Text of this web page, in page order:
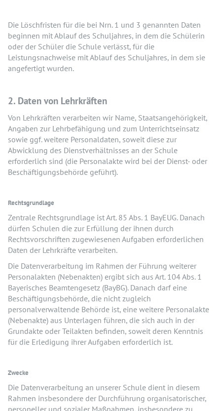
Die Löschfristen für die bei Nrn. 1 und 3 genannten Daten
beginnen mit Ablauf des Schuljahres, in dem die Schülerin
oder der Schüler die Schule verlässt, für die
Leistungsnachweise mit Ablauf des Schuljahres, in dem sie
angefertigt wurden.
2. Daten von Lehrkräften
Von Lehrkräften verarbeiten wir Name, Staatsangehörigkeit,
Angaben zur Lehrbefähigung und zum Unterrichtseinsatz
sowie ggf. weitere Personaldaten, soweit diese zur
Abwicklung des Dienstverhältnisses an der Schule
erforderlich sind (die Personalakte wird bei der Dienst- oder
Beschäftigungsbehörde geführt).
Rechtsgrundlage
Zentrale Rechtsgrundlage ist Art. 85 Abs. 1 BayEUG. Danach
dürfen Schulen die zur Erfüllung der ihnen durch
Rechtsvorschriften zugewiesenen Aufgaben erforderlichen
Daten der Lehrkräfte verarbeiten.
Die Datenverarbeitung im Rahmen der Führung weiterer
Personalakten (Nebenakten) ergibt sich aus Art. 104 Abs. 1
Bayerisches Beamtengesetz (BayBG). Danach darf eine
Beschäftigungsbehörde, die nicht zugleich
personalverwaltende Behörde ist, eine weitere Personalakte
(Nebenakte) aus Unterlagen führen, die sich auch in der
Grundakte oder Teilakten befinden, soweit deren Kenntnis
für die Erledigung ihrer Aufgaben erforderlich ist.
Zwecke
Die Datenverarbeitung an unserer Schule dient in diesem
Rahmen insbesondere der Durchführung organisatorischer,